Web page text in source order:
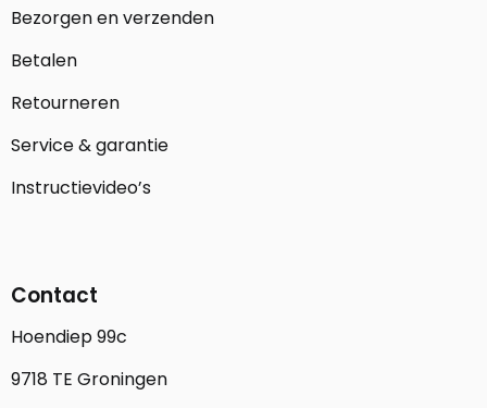
Bezorgen en verzenden
Betalen
Retourneren
Service & garantie
Instructievideo’s
Contact
Hoendiep 99c
9718 TE Groningen